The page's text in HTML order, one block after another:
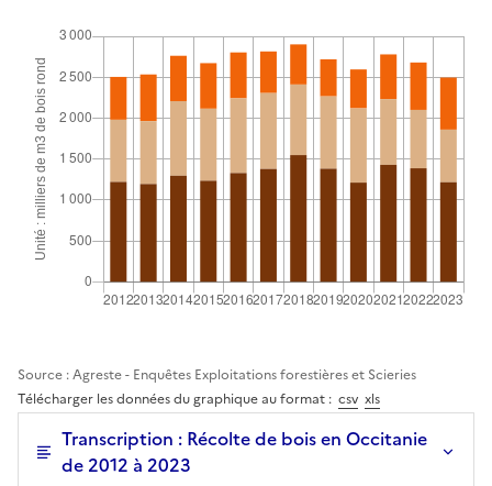
Source : Agreste - Enquêtes Exploitations forestières et Scieries
Télécharger les données du graphique au format : csv xls
Transcription : Récolte de bois en Occitanie
de 2012 à 2023